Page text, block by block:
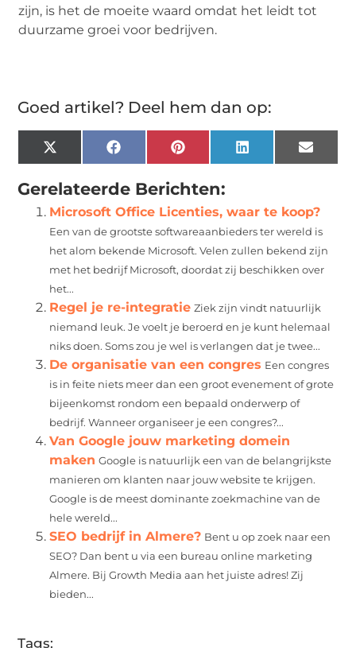
zijn, is het de moeite waard omdat het leidt tot
duurzame groei voor bedrijven.
Goed artikel? Deel hem dan op:
X
(Twitter)
FacebookPinterest LinkedIn Email
Gerelateerde Berichten:
Microsoft Office Licenties, waar te koop?
Een van de grootste softwareaanbieders ter wereld is
het alom bekende Microsoft. Velen zullen bekend zijn
met het bedrijf Microsoft, doordat zij beschikken over
het...
Regel je re-integratie Ziek zijn vindt natuurlijk
niemand leuk. Je voelt je beroerd en je kunt helemaal
niks doen. Soms zou je wel is verlangen dat je twee...
De organisatie van een congres Een congres
is in feite niets meer dan een groot evenement of grote
bijeenkomst rondom een bepaald onderwerp of
bedrijf. Wanneer organiseer je een congres?...
Van Google jouw marketing domein
maken Google is natuurlijk een van de belangrijkste
manieren om klanten naar jouw website te krijgen.
Google is de meest dominante zoekmachine van de
hele wereld...
SEO bedrijf in Almere? Bent u op zoek naar een
SEO? Dan bent u via een bureau online marketing
Almere. Bij Growth Media aan het juiste adres! Zij
bieden...
Tags: